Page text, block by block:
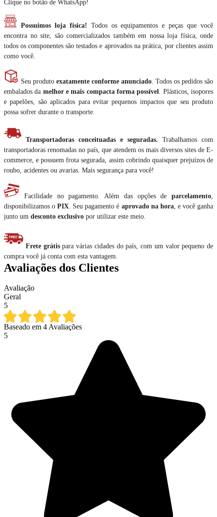
Clique no botão de WhatsApp!
Possuímos loja física! Todos os equipamentos e peças que você
encontra no site, são comercializados também em nossa loja física, onde
todos os componentes são testados e aprovados na prática, por clientes assim
como você.
Seu produto exatamente conforme anunciado . Todos os pedidos são
embalados da melhor e mais compacta forma possível . Plásticos, isopores
e papelões, são aplicados para evitar pequenos impactos que seu produto
possa sofrer durante o transporte.
Transportadoras conceituadas e seguradas. Trabalhamos com
transportadoras renomadas no país, que atendem os mais diversos sites de E-
commerce, e possuem frota segurada, assim cobrindo quaisquer prejuízos de
roubo, acidentes ou avarias. Mais segurança para você!
Facilidade no pagamento. Além das opções de parcelamento
disponibilizamos oPIX . Seu pagamento é aprovado na hora, e você ganha
junto um desconto exclusivo por utilizar este meio.
Frete grátispara várias cidades do país, com um valor pequeno de
compra você já conta com esta vantagem.
Avaliações dos Clientes
Avaliação
Geral
5
Baseado em 4Avaliações
5